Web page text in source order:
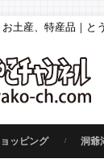
土産、特産品｜と
ッピング 洞爺